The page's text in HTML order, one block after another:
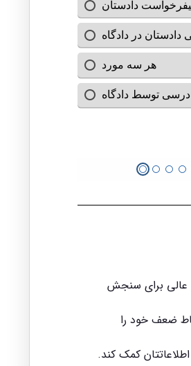
عالی برای سنجش
ضعف خود را
کمک کند.